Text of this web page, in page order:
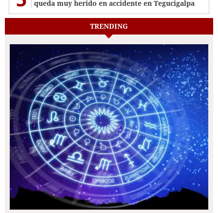
queda muy herido en accidente en Tegucigalpa
TRENDING